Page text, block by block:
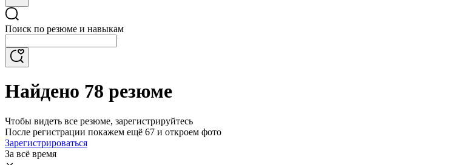
Поиск по резюме и навыкам
Найдено 78 резюме
Чтобы видеть все резюме, зарегистрируйтесь
После регистрации покажем ещё 67 и откроем фото
Зарегистрироваться
За всё время